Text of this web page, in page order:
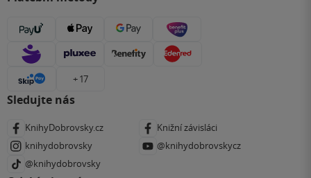
+ 17
Sledujte nás
KnihyDobrovsky.cz
Knižní závisláci
knihydobrovsky
@knihydobrovskycz
@knihydobrovsky